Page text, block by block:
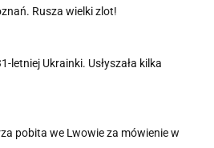
Rusza wielki zlot!
letniej Ukrainki. Usłyszała kilka
pobita we Lwowie za mówienie w